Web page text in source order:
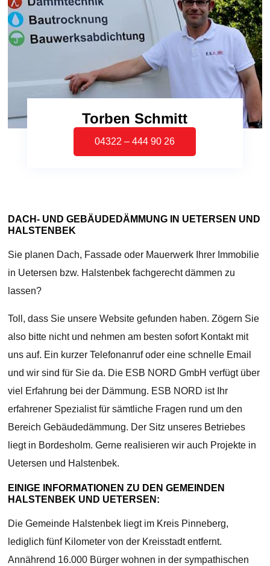
Torben Schmitt
04322 – 444 90 26
DACH- UND GEBÄUDEDÄMMUNG IN UETERSEN UND
HALSTENBEK
Sie planen Dach, Fassade oder Mauerwerk Ihrer Immobilie
in Uetersen bzw. Halstenbek fachgerecht dämmen zu
lassen?
Toll, dass Sie unsere Website gefunden haben. Zögern Sie
also bitte nicht und nehmen am besten sofort Kontakt mit
uns auf. Ein kurzer Telefonanruf oder eine schnelle Email
und wir sind für Sie da. Die ESB NORD GmbH verfügt über
viel Erfahrung bei der Dämmung. ESB NORD ist Ihr
erfahrener Spezialist für sämtliche Fragen rund um den
Bereich Gebäudedämmung. Der Sitz unseres Betriebes
liegt in Bordesholm. Gerne realisieren wir auch Projekte in
Uetersen und Halstenbek.
EINIGE INFORMATIONEN ZU DEN GEMEINDEN
HALSTENBEK UND UETERSEN:
Die Gemeinde Halstenbek liegt im Kreis Pinneberg,
lediglich fünf Kilometer von der Kreisstadt entfernt.
Annährend 16.000 Bürger wohnen in der sympathischen